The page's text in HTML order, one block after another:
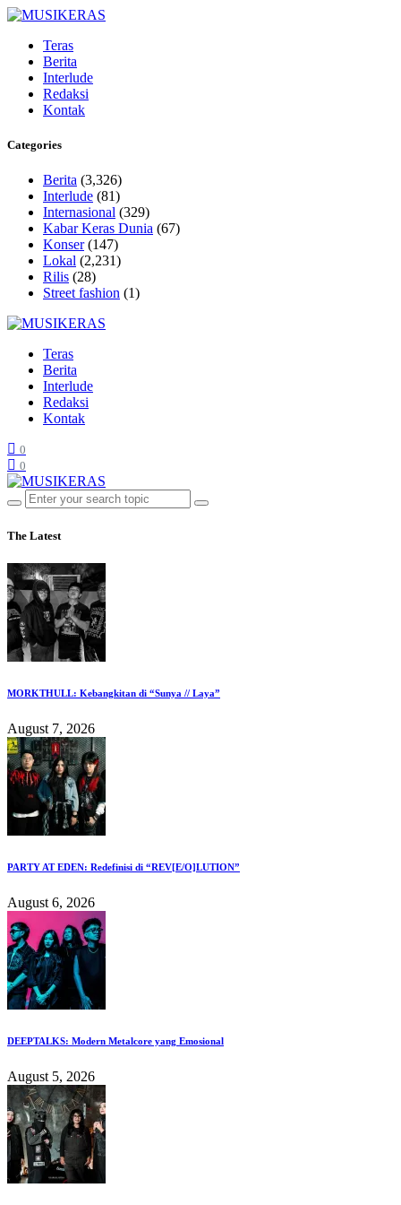
Teras
Berita
Interlude
Redaksi
Kontak
Categories
Berita (3,326)
Interlude (81)
Internasional (329)
Kabar Keras Dunia (67)
Konser(147)
Lokal (2,231)
Rilis (28)
Street fashion (1)
Teras
Berita
Interlude
Redaksi
Kontak
0
0
The Latest
MORKTHULL: Kebangkitan di “Sunya // Laya”
August 7, 2026
PARTY AT EDEN: Redefinisi di “REV[E/O]LUTION”
August 6, 2026
DEEPTALKS: Modern Metalcore yang Emosional
August 5, 2026